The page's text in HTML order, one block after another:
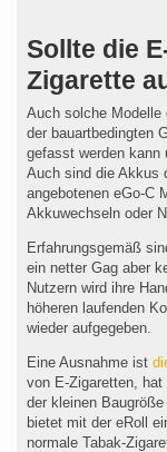
Sollte die
Zigarette
Auch solche Modelle
der bauartbedingten
gefasst werden kann
Auch sind die Akkus
angebotenen eGo-C
Akkuwechseln oder
Erfahrungsgemäß
ein netter Gag aber
Nutzern wird ihre
höheren laufenden
wieder aufgegeben.
Eine Ausnahme ist
von E-Zigaretten,
der kleinen
bietet mit der eRoll
normale Tabak-